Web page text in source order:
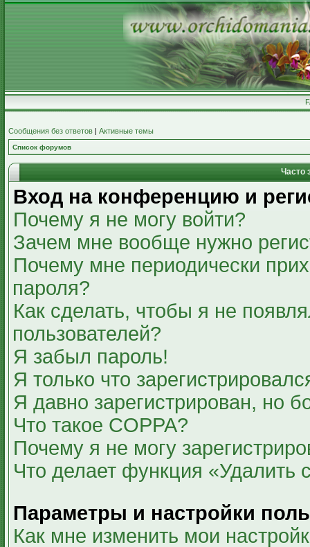
Сообщения без ответов | Активные темы
Список форумов
Часто
Вход на конференцию и
Почему я не могу войти?
Зачем мне вообще нужно
Почему мне периодически
пароля?
Как сделать, чтобы я не
пользователей?
Я забыл пароль!
Я только что
Я давно зарегистрирован, но
Что такое COPPA?
Почему я не могу
Что делает функция «Удалить
Параметры и настройки
Как мне изменить мои